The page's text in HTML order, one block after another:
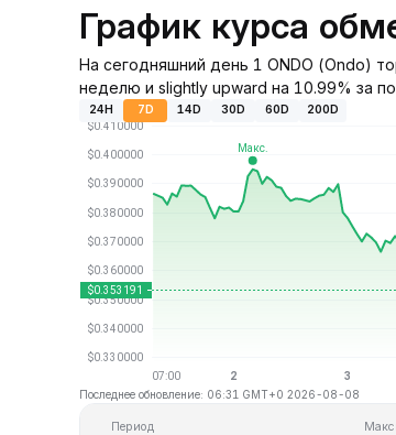
График курса
На сегодняшний день 1 ONDO (Ondo)
неделю и slightly upward на 10.99% за
24H 7D 14D 30D 60D 200D
Последнее обновление: 06:31 GMT+0 2026-08-08
Период